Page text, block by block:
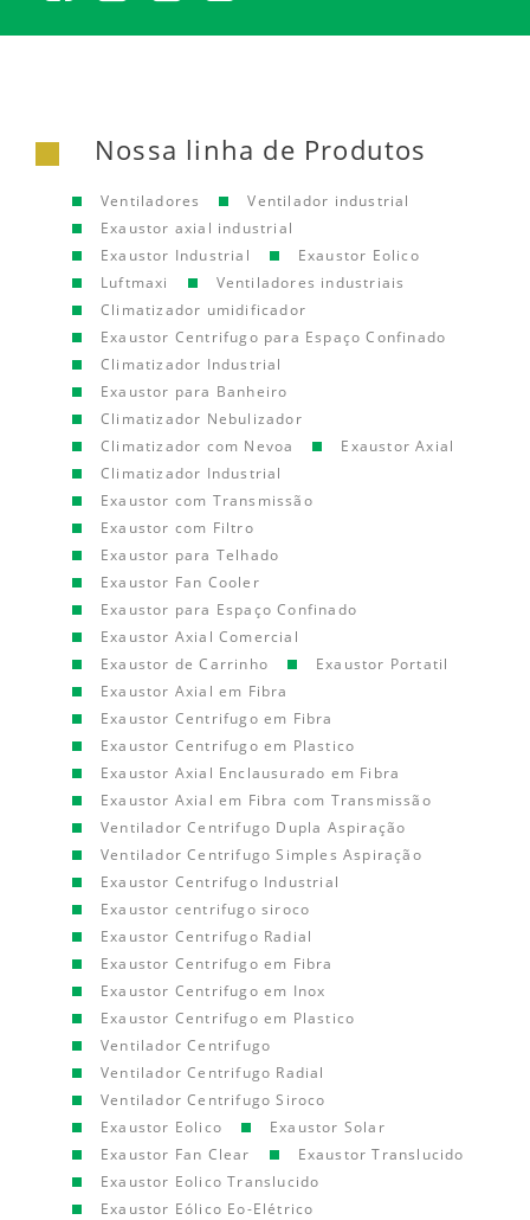
Nossa linha de Produtos
Ventiladores
Ventilador industrial
Exaustor axial industrial
Exaustor Industrial
Exaustor Eolico
Luftmaxi
Ventiladores industriais
Climatizador umidificador
Exaustor Centrifugo para Espaço Confinado
Climatizador Industrial
Exaustor para Banheiro
Climatizador Nebulizador
Climatizador com Nevoa
Exaustor Axial
Climatizador Industrial
Exaustor com Transmissão
Exaustor com Filtro
Exaustor para Telhado
Exaustor Fan Cooler
Exaustor para Espaço Confinado
Exaustor Axial Comercial
Exaustor de Carrinho
Exaustor Portatil
Exaustor Axial em Fibra
Exaustor Centrifugo em Fibra
Exaustor Centrifugo em Plastico
Exaustor Axial Enclausurado em Fibra
Exaustor Axial em Fibra com Transmissão
Ventilador Centrifugo Dupla Aspiração
Ventilador Centrifugo Simples Aspiração
Exaustor Centrifugo Industrial
Exaustor centrifugo siroco
Exaustor Centrifugo Radial
Exaustor Centrifugo em Fibra
Exaustor Centrifugo em Inox
Exaustor Centrifugo em Plastico
Ventilador Centrifugo
Ventilador Centrifugo Radial
Ventilador Centrifugo Siroco
Exaustor Eolico
Exaustor Solar
Exaustor Fan Clear
Exaustor Translucido
Exaustor Eolico Translucido
Exaustor Eólico Eo-Elétrico